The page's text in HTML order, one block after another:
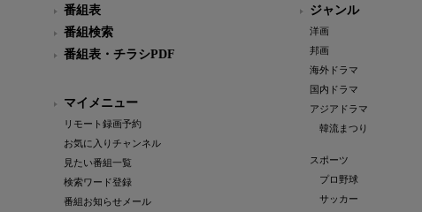
番組表
番組検索
番組表・チラシPDF
マイメニュー
リモート録画予約
お気に入りチャンネル
見たい番組一覧
検索ワード登録
番組お知らせメール
ジャンル
洋画
邦画
海外ドラマ
国内ドラマ
アジアドラマ
韓流まつり
スポーツ
プロ野球
サッカー